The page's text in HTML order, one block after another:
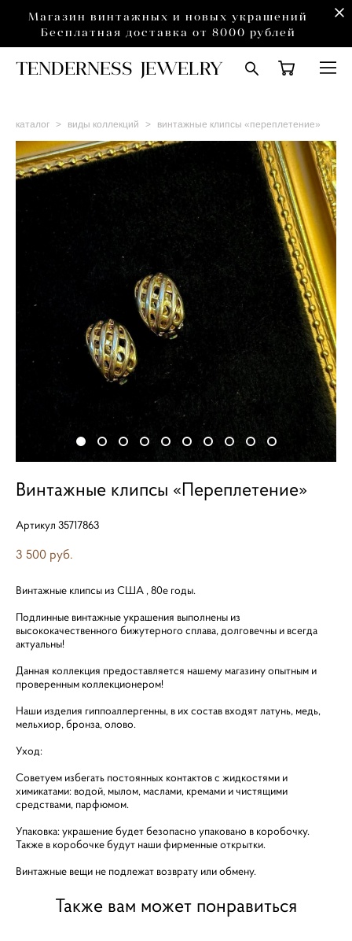
Магазин винтажных и новых украшений
Бесплатная доставка от 8000 рублей
TENDERNESS JEWELRY
каталог > виды коллекций > винтажные клипсы «переплетение»
Винтажные клипсы «Переплетение»
Артикул 35717863
3 500 pуб.
Винтажные клипсы из США , 80е годы.
Подлинные винтажные украшения выполнены из
высококачественного бижутерного сплава, долговечны и всегда
актуальны!
Данная коллекция предоставляется нашему магазину опытным и
проверенным коллекционером!
Наши изделия гиппоаллергенны, в их состав входят латунь, медь,
мельхиор, бронза, олово.
Уход:
Советуем избегать постоянных контактов с жидкостями и
химикатами: водой, мылом, маслами, кремами и чистящими
средствами, парфюмом.
Упаковка: украшение будет безопасно упаковано в коробочку.
Также в коробочке будут наши фирменные открытки.
Винтажные вещи не подлежат возврату или обмену.
Также вам может понравиться